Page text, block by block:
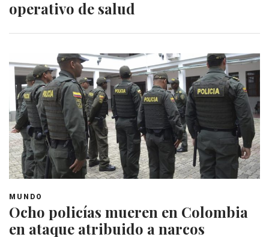
operativo de salud
MUNDO
Ocho policías mueren en Colombia
en ataque atribuido a narcos